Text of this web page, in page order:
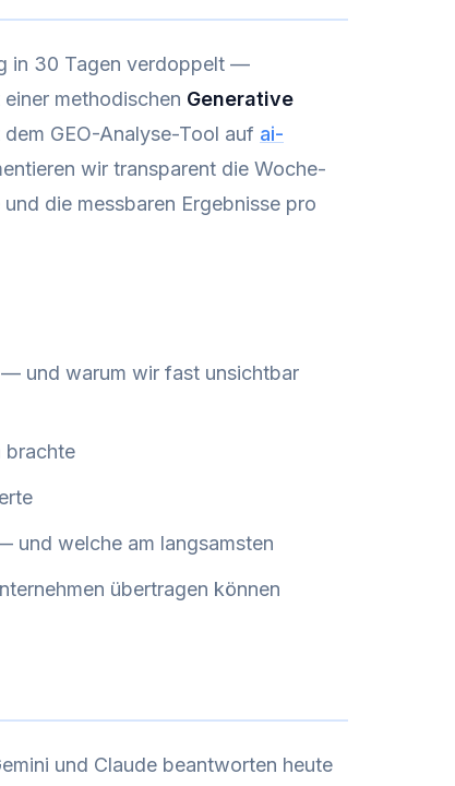
in 30 Tagen verdoppelt —
methodischen Generative
GEO-Analyse-Tool auf ai-
wir transparent die Woche-
die messbaren Ergebnisse pro
und warum wir fast unsichtbar
brachte
und welche am langsamsten
übertragen können
und Claude beantworten heute